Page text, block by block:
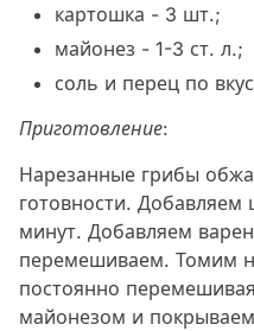
картошка - 3 шт.;
майонез - 1-3 ст. л.;
соль и перец по
Приготовление:
Нарезанные грибы
готовности. Добавляем
минут. Добавляем
перемешиваем. Томим
постоянно
майонезом и